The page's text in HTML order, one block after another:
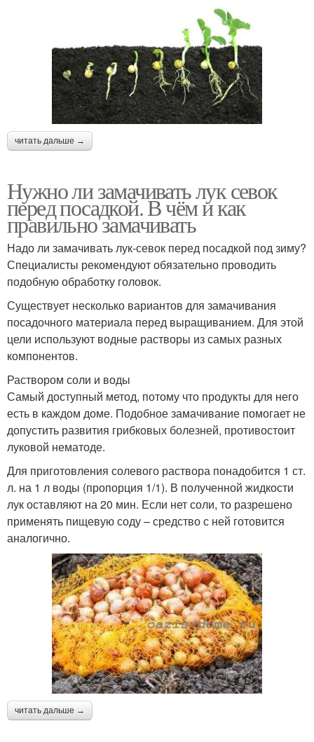
читать дальше →
Нужно ли замачивать лук севок
перед посадкой. В чём и как
правильно замачивать
Надо ли замачивать лук-севок перед посадкой под зиму?
Специалисты рекомендуют обязательно проводить
подобную обработку головок.
Существует несколько вариантов для замачивания
посадочного материала перед выращиванием. Для этой
цели используют водные растворы из самых разных
компонентов.
Раствором соли и воды
Самый доступный метод, потому что продукты для него
есть в каждом доме. Подобное замачивание помогает не
допустить развития грибковых болезней, противостоит
луковой нематоде.
Для приготовления солевого раствора понадобится 1 ст.
л. на 1 л воды (пропорция 1/1). В полученной жидкости
лук оставляют на 20 мин. Если нет соли, то разрешено
применять пищевую соду – средство с ней готовится
аналогично.
читать дальше →